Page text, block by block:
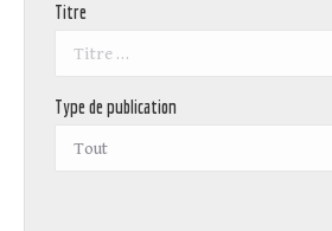
Titre
Type de publication